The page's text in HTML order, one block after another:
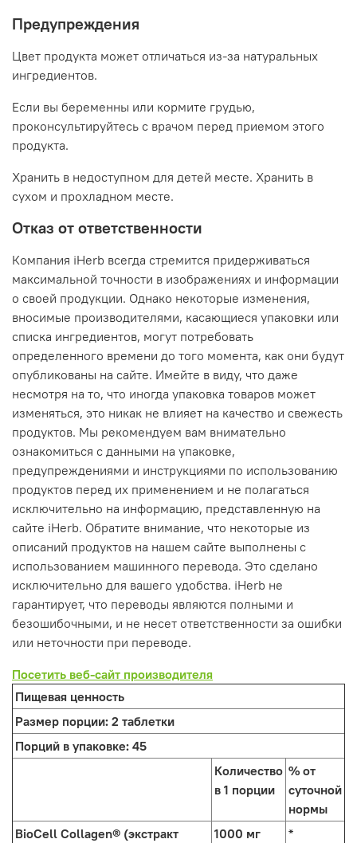
Предупреждения
Цвет продукта может отличаться из-за натуральных
ингредиентов.
Если вы беременны или кормите грудью,
проконсультируйтесь с врачом перед приемом этого
продукта.
Хранить в недоступном для детей месте. Хранить в
сухом и прохладном месте.
Отказ от ответственности
Компания iHerb всегда стремится придерживаться
максимальной точности в изображениях и информации
о своей продукции. Однако некоторые изменения,
вносимые производителями, касающиеся упаковки или
списка ингредиентов, могут потребовать
определенного времени до того момента, как они будут
опубликованы на сайте. Имейте в виду, что даже
несмотря на то, что иногда упаковка товаров может
изменяться, это никак не влияет на качество и свежесть
продуктов. Мы рекомендуем вам внимательно
ознакомиться с данными на упаковке,
предупреждениями и инструкциями по использованию
продуктов перед их применением и не полагаться
исключительно на информацию, представленную на
сайте iHerb. Обратите внимание, что некоторые из
описаний продуктов на нашем сайте выполнены с
использованием машинного перевода. Это сделано
исключительно для вашего удобства. iHerb не
гарантирует, что переводы являются полными и
безошибочными, и не несет ответственности за ошибки
или неточности при переводе.
Посетить веб-сайт производителя
Пищевая ценность
Размер порции: 2 таблетки
Порций в упаковке: 45
Количество
в 1 порции
% от
суточной
нормы
BioCell Collagen® (экстракт
1000 мг *